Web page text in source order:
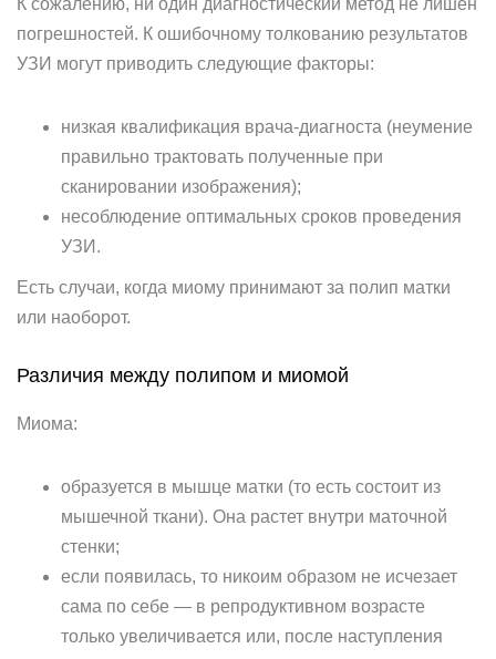
К сожалению, ни один диагностический метод не лишен
погрешностей. К ошибочному толкованию результатов
УЗИ могут приводить следующие факторы:
низкая квалификация врача-диагноста (неумение
правильно трактовать полученные при
сканировании изображения);
несоблюдение оптимальных сроков проведения
УЗИ.
Есть случаи, когда миому принимают за полип матки
или наоборот.
Различия между полипом и миомой
Миома:
образуется в мышце матки (то есть состоит из
мышечной ткани). Она растет внутри маточной
стенки;
если появилась, то никоим образом не исчезает
сама по себе — в репродуктивном возрасте
только увеличивается или, после наступления